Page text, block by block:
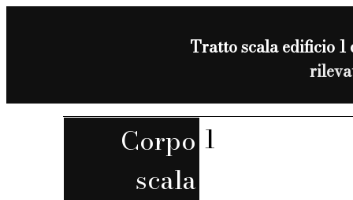
Tratto scala edificio
Corpo
scala
1